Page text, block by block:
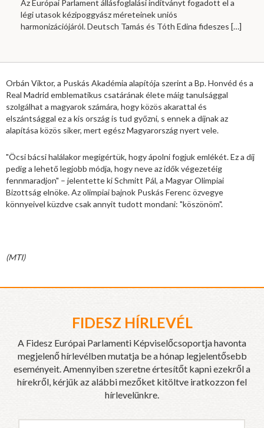
Az Európai Parlament állásfoglalási indítványt fogadott el a
légi utasok kézipoggyász méreteinek uniós
harmonizációjáról. Deutsch Tamás és Tóth Edina fideszes […]
Orbán Viktor, a Puskás Akadémia alapítója szerint a Bp. Honvéd és a
Real Madrid emblematikus csatárának élete máig tanulsággal
szolgálhat a magyarok számára, hogy közös akarattal és
elszántsággal ez a kis ország is tud győzni, s ennek a díjnak az
alapítása közös siker, mert egész Magyarország nyert vele.
"Öcsi bácsi halálakor megígértük, hogy ápolni fogjuk emlékét. Ez a díj
pedig a lehető legjobb módja, hogy neve az idők végezetéig
fennmaradjon" – jelentette ki Schmitt Pál, a Magyar Olimpiai
Bizottság elnöke. Az olimpiai bajnok Puskás Ferenc özvegye
könnyeivel küzdve csak annyit tudott mondani: "köszönöm".
(MTI)
FIDESZ HÍRLEVÉL
A Fidesz Európai Parlamenti Képviselőcsoportja havonta
megjelenő hírlevélben mutatja be a hónap legjelentősebb
eseményeit. Amennyiben szeretne értesítőt kapni ezekről a
hírekről, kérjük az alábbi mezőket kitöltve iratkozzon fel
hírlevelünkre.